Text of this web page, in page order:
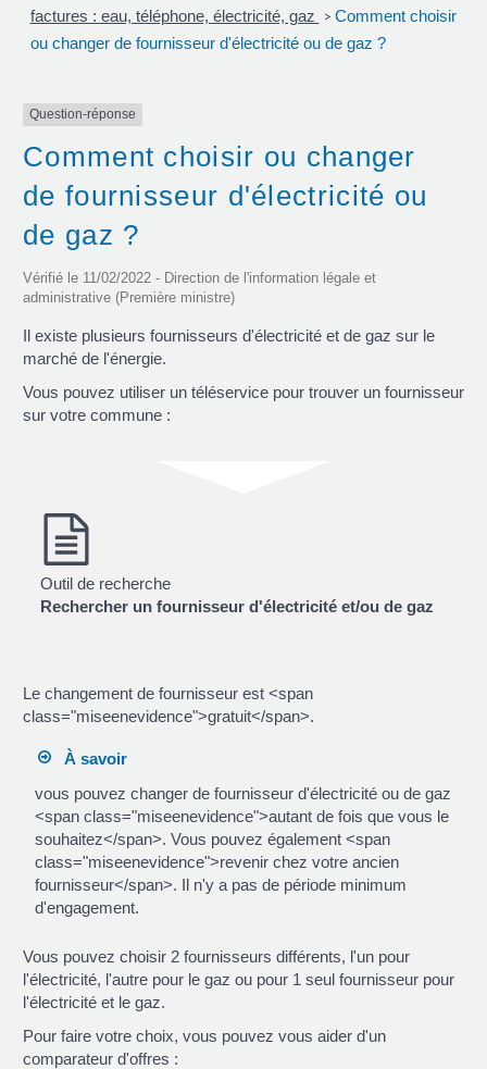
factures : eau, téléphone, électricité, gaz
> Comment choisir
ou changer de fournisseur d'électricité ou de gaz ?
Question-réponse
Comment choisir ou changer
de fournisseur d'électricité ou
de gaz ?
Vérifié le 11/02/2022 - Direction de l'information légale et
administrative (Première ministre)
Il existe plusieurs fournisseurs d'électricité et de gaz sur le
marché de l'énergie.
Vous pouvez utiliser un téléservice pour trouver un fournisseur
sur votre commune :
Outil de recherche
Rechercher un fournisseur d'électricité et/ou de gaz
Le changement de fournisseur est <span
class="miseenevidence">gratuit</span>.
À savoir
vous pouvez changer de fournisseur d'électricité ou de gaz
<span class="miseenevidence">autant de fois que vous le
souhaitez</span>. Vous pouvez également <span
class="miseenevidence">revenir chez votre ancien
fournisseur</span>. Il n'y a pas de période minimum
d'engagement.
Vous pouvez choisir 2 fournisseurs différents, l'un pour
l'électricité, l'autre pour le gaz ou pour 1 seul fournisseur pour
l'électricité et le gaz.
Pour faire votre choix, vous pouvez vous aider d'un
comparateur d'offres :